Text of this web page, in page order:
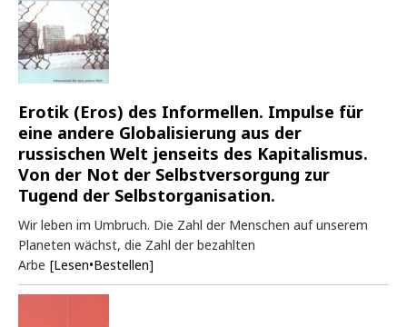
Erotik (Eros) des Informellen. Impulse für
eine andere Globalisierung aus der
russischen Welt jenseits des Kapitalismus.
Von der Not der Selbstversorgung zur
Tugend der Selbstorganisation.
Wir leben im Umbruch. Die Zahl der Menschen auf unserem
Planeten wächst, die Zahl der bezahlten
Arbe [Lesen•Bestellen]